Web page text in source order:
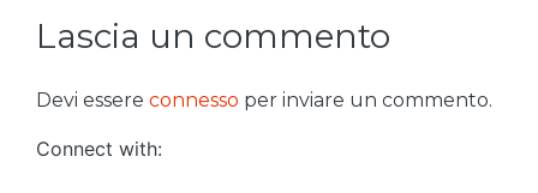
Lascia un commento
Devi essere connesso per inviare un commento.
Connect with: